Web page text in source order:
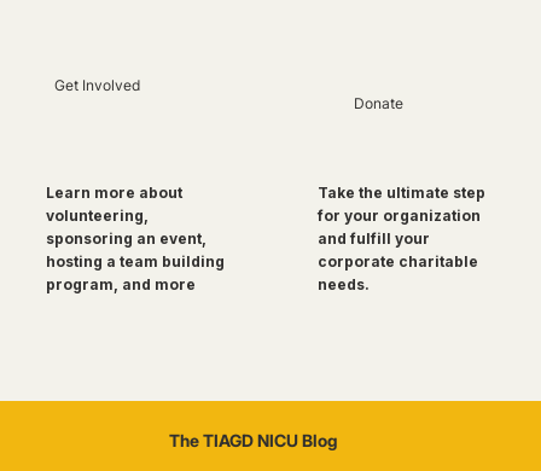
Get Involved
Learn more about
volunteering,
sponsoring an event,
hosting a team building
program, and more
Donate
Take the ultimate step
for your organization
and fulfill your
corporate charitable
needs.
The TIAGD NICU Blog